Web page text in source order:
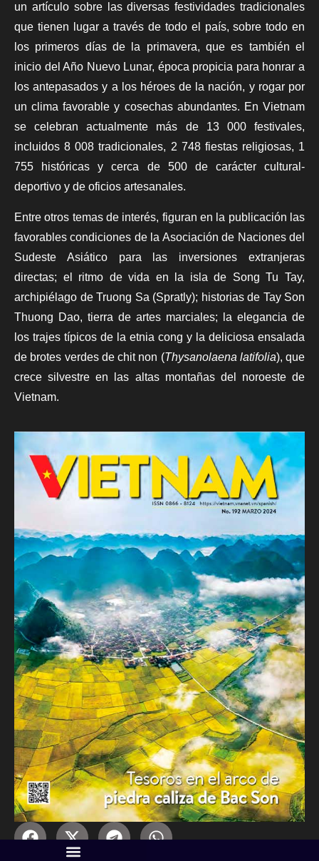
un artículo sobre las diversas festividades tradicionales
que tienen lugar a través de todo el país, sobre todo en
los primeros días de la primavera, que es también el
inicio del Año Nuevo Lunar, época propicia para honrar a
los antepasados y a los héroes de la nación, y rogar por
un clima favorable y cosechas abundantes. En Vietnam
se celebran actualmente más de 13 000 festivales,
incluidos 8 008 tradicionales, 2 748 fiestas religiosas, 1
755 históricas y cerca de 500 de carácter cultural-
deportivo y de oficios artesanales.
Entre otros temas de interés, figuran en la publicación las
favorables condiciones de la Asociación de Naciones del
Sudeste Asiático para las inversiones extranjeras
directas; el ritmo de vida en la isla de Song Tu Tay,
archipiélago de Truong Sa (Spratly); historias de Tay Son
Thuong Dao, tierra de artes marciales; la elegancia de
los trajes típicos de la etnia cong y la deliciosa ensalada
de brotes verdes de chit non (Thysanolaena latifolia), que
crece silvestre en las altas montañas del noroeste de
Vietnam.